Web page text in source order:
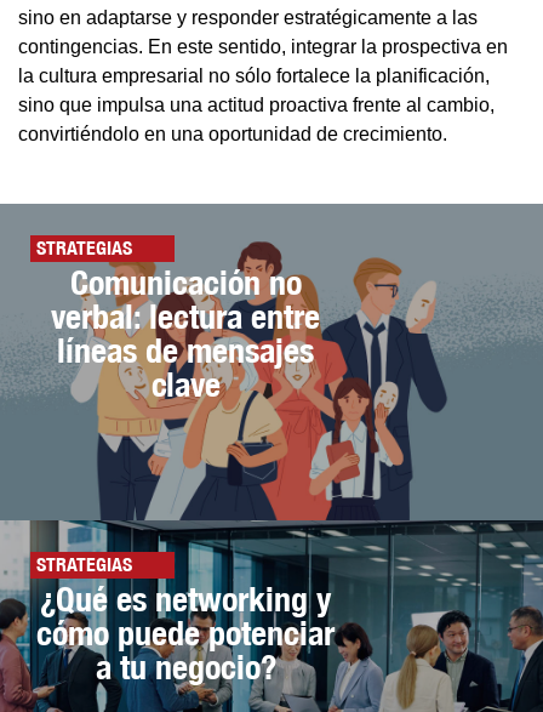
sino en adaptarse y responder estratégicamente a las
contingencias. En este sentido, integrar la prospectiva en
la cultura empresarial no sólo fortalece la planificación,
sino que impulsa una actitud proactiva frente al cambio,
convirtiéndolo en una oportunidad de crecimiento.
STRATEGIAS
Comunicación no
verbal: lectura entre
líneas de mensajes
clave
STRATEGIAS
¿Qué es networking y
cómo puede potenciar
a tu negocio?